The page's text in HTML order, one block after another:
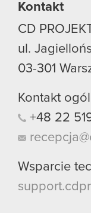
Kontakt
CD
ul.
03-301
Kontakt
+48 22
Wsparcie